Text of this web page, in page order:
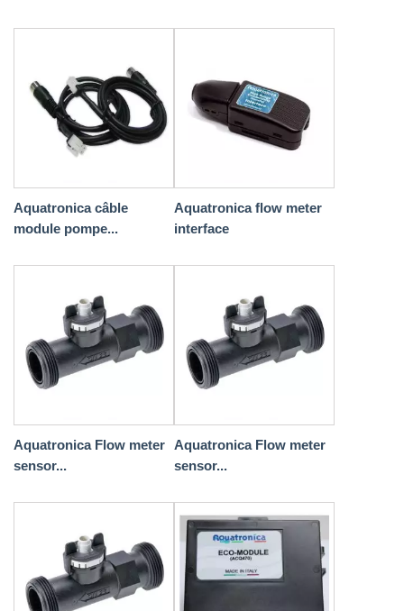
Aquatronica câble
module pompe...
Aquatronica flow meter
interface
Aquatronica Flow meter
sensor...
Aquatronica Flow meter
sensor...